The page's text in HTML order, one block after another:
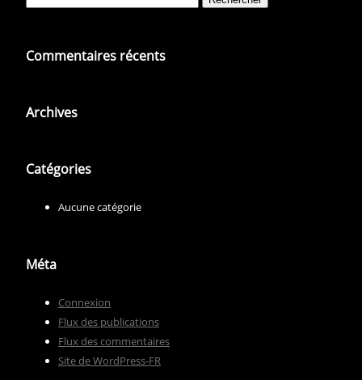
Commentaires récents
Archives
Catégories
Aucune catégorie
Méta
Connexion
Flux des publications
Flux des commentaires
Site de WordPress-FR